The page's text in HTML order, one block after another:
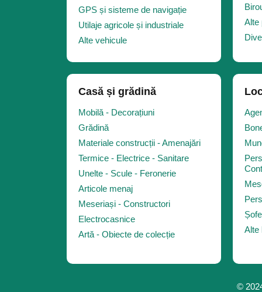
GPS și sisteme de navigație
Utilaje agricole și industriale
Alte vehicule
Alte
Casă și grădină
Mobilă - Decorațiuni
Grădină
Materiale construcții - Amenajări
Termice - Electrice - Sanitare
Unelte - Scule - Feronerie
Articole menaj
Meseriași - Constructori
Electrocasnice
Artă - Obiecte de colecție
Alte
©